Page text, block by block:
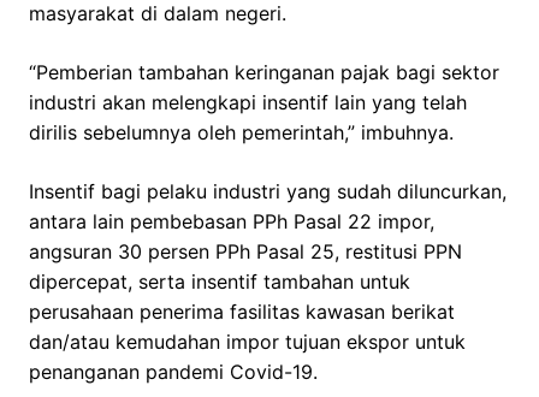
masyarakat di dalam negeri.
“Pemberian tambahan keringanan pajak bagi sektor
industri akan melengkapi insentif lain yang telah
dirilis sebelumnya oleh pemerintah,” imbuhnya.
Insentif bagi pelaku industri yang sudah diluncurkan,
antara lain pembebasan PPh Pasal 22 impor,
angsuran 30 persen PPh Pasal 25, restitusi PPN
dipercepat, serta insentif tambahan untuk
perusahaan penerima fasilitas kawasan berikat
dan/atau kemudahan impor tujuan ekspor untuk
penanganan pandemi Covid-19.